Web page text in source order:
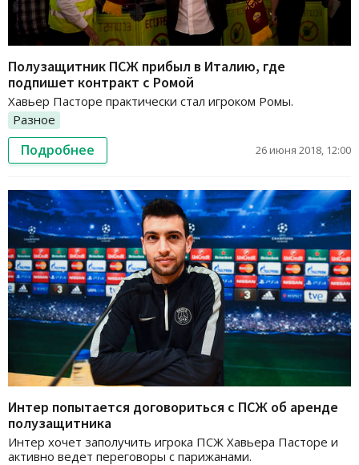
Полузащитник ПСЖ прибыл в Италию, где
подпишет контракт с Ромой
Хавьер Пасторе практически стал игроком Ромы.
Разное
Подробнее 26 июня 2018, 12:00
Интер попытается договориться с ПСЖ об аренде
полузащитника
Интер хочет заполучить игрока ПСЖ Хавьера Пасторе и
активно ведет переговоры с парижанами.